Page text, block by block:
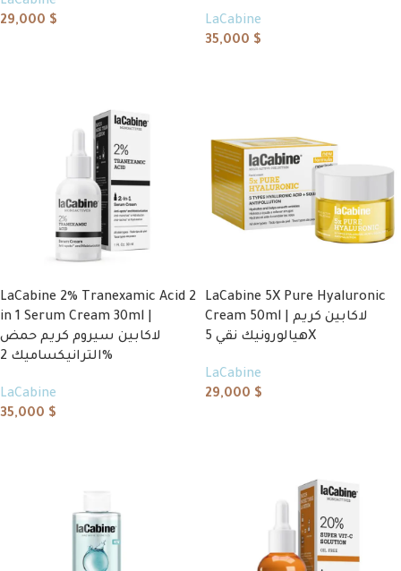
29,000 $
LaCabine
35,000 $
LaCabine 2% Tranexamic Acid 2
in 1 Serum Cream 30ml |
لاكابين سيروم كريم حمض
الترانيكساميك 2%
LaCabine
35,000 $
LaCabine 5X Pure Hyaluronic
Cream 50ml | لاكابين كريم
هيالورونيك نقي 5X
LaCabine
29,000 $